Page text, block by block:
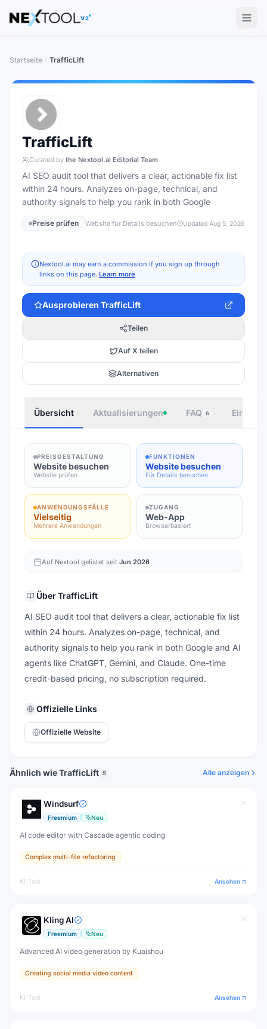
The AI tools directory — Find the Best AI Tools
V2
Startseite TrafficLift
TrafficLift
Curated by the Nextool.ai Editorial Team
AI SEO audit tool that delivers a clear, actionable fix list
within 24 hours. Analyzes on-page, technical, and
authority signals to help you rank in both Google
Preise prüfen Website für Details besuchen Updated Aug 5, 2026
Nextool.ai may earn a commission if you sign up through
links on this page. Learn more
Ausprobieren TrafficLift
Teilen
Auf X teilen
Alternativen
Übersicht Aktualisierungen FAQ 6
PREISGESTALTUNG
Website besuchen
Website prüfen
FUNKTIONEN
Website besuchen
Für Details besuchen
ANWENDUNGSFÄLLE
Vielseitig
Mehrere Anwendungen
ZUGANG
Web-App
Browserbasiert
Auf Nextool gelistet seit Jun 2026
ÜberTrafficLift
AI SEO audit tool that delivers a clear, actionable fix list
within 24 hours. Analyzes on-page, technical, and
authority signals to help you rank in both Google and AI
agents like ChatGPT, Gemini, and Claude. One-time
credit-based pricing, no subscription required.
Offizielle Links
Offizielle Website
Ähnlich wie TrafficLift 5 Alle anzeigen
Windsurf
Freemium Neu
AI code editor with Cascade agentic coding
Complex multi-file refactoring
KI-Tool Ansehen
Kling AI
Freemium Neu
Advanced AI video generation by Kuaishou
Creating social media video content
KI-Tool Ansehen